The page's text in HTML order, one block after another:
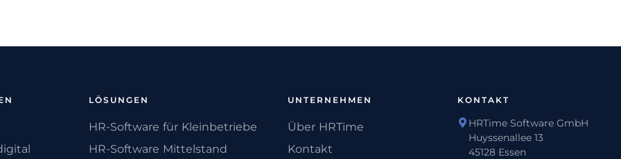
LÖSUNGEN
HR-Software für Kleinbetriebe
HR-Software Mittelstand
UNTERNEHMEN
Über HRTime
Kontakt
KONTAKT
HRTime Software GmbH
Huyssenallee 13
45128 Essen